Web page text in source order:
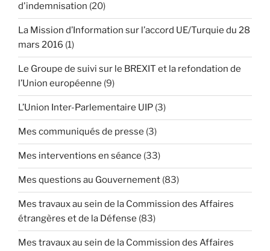
d'indemnisation (20)
La Mission d’Information sur l’accord UE/Turquie du 28
mars 2016 (1)
Le Groupe de suivi sur le BREXIT et la refondation de
l’Union européenne (9)
L’Union Inter-Parlementaire UIP (3)
Mes communiqués de presse (3)
Mes interventions en séance (33)
Mes questions au Gouvernement (83)
Mes travaux au sein de la Commission des Affaires
étrangères et de la Défense (83)
Mes travaux au sein de la Commission des Affaires